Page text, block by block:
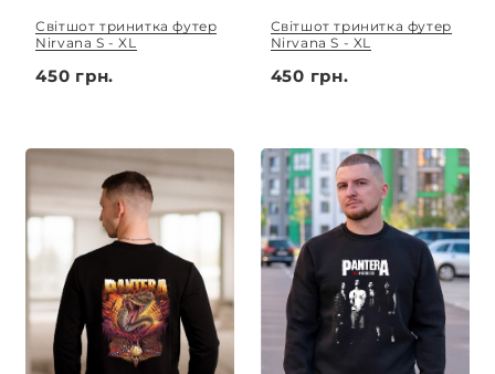
Світшот тринитка футер
Nirvana S - XL
450 грн.
Світшот тринитка футер
Nirvana S - XL
450 грн.